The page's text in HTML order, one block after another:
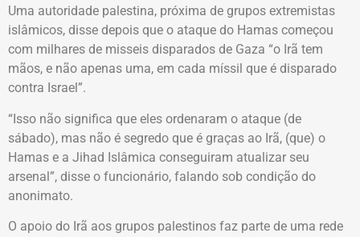
Uma autoridade palestina, próxima de grupos extremistas
islâmicos, disse depois que o ataque do Hamas começou
com milhares de misseis disparados de Gaza “o Irã tem
mãos, e não apenas uma, em cada míssil que é disparado
contra Israel”.
“Isso não significa que eles ordenaram o ataque (de
sábado), mas não é segredo que é graças ao Irã, (que) o
Hamas e a Jihad Islâmica conseguiram atualizar seu
arsenal”, disse o funcionário, falando sob condição do
anonimato.
O apoio do Irã aos grupos palestinos faz parte de uma rede